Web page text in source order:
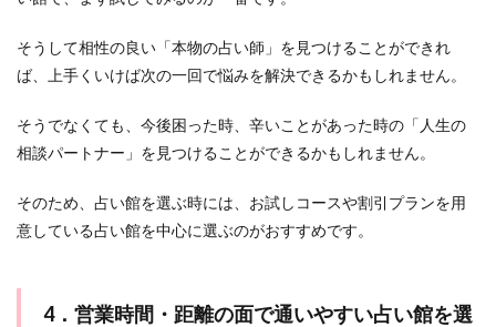
そうして相性の良い「本物の占い師」を見つけることができれ
ば、上手くいけば次の一回で悩みを解決できるかもしれません。
そうでなくても、今後困った時、辛いことがあった時の「人生の
相談パートナー」を見つけることができるかもしれません。
そのため、占い館を選ぶ時には、お試しコースや割引プランを用
意している占い館を中心に選ぶのがおすすめです。
4．営業時間・距離の面で通いやすい占い館を選